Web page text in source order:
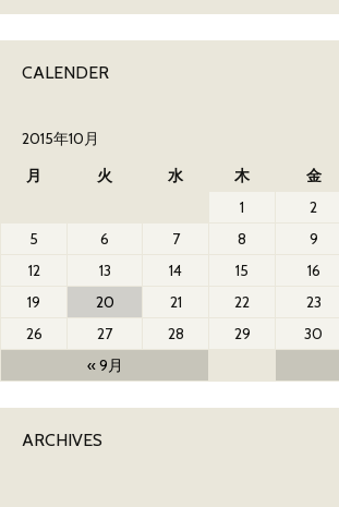
CALENDER
2015年10月
月
火 水 木 金
« 9月
1 2
5
6 7 8 9
12
13 14 15 16
19
20 21 22 23
26
27 28 29 30
ARCHIVES